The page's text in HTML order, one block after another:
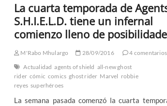
La cuarta temporada de
S.H.I.E.L.D. tiene un infernal
comienzo lleno de
M'Rabo Mhulargo 28/09/2016
4 comentarios
Actualidad agents of shield all-new ghost
rider cómic comics ghost rider Marvel robbie
reyes superhéroes
La semana pasada comenzó la cuarta